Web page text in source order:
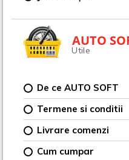
AUTO
Utile
De ce AUTO SOFT
Termene si conditii
Livrare comenzi
Cum cumpar